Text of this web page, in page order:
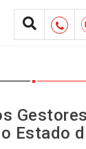
Gestores
Estado